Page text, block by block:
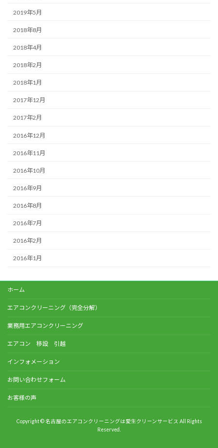
2019年5月
2018年8月
2018年4月
2018年2月
2018年1月
2017年12月
2017年2月
2016年12月
2016年11月
2016年10月
2016年9月
2016年8月
2016年7月
2016年2月
2016年1月
ホーム
エアコンクリーニング（完全分解）
業務用エアコンクリーニング
エアコン 移設 引越
インフォメーション
お問い合わせフォーム
お客様の声
Copyright © 名古屋のエアコンクリーニングは愛生クリーンサービス All Rights
Reserved.